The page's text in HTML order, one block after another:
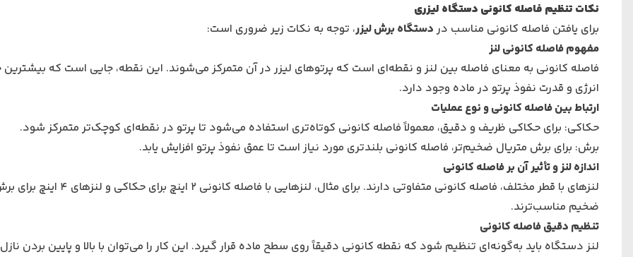
نکات تنظیم فاصله کانونی دستگاه لیزری
برای یافتن فاصله کانونی مناسب دردستگاه برش لیزر، توجه به نکات زیر ضروری است:
مفهوم فاصله کانونی لنز
فاصله کانونی به معنای فاصله بین لنز و نقطه‌ای است که پرتوهای لیزر در آن متمرکز می‌شوند. این نقطه، جایی است که بیشترین
انرژی و قدرت نفوذ پرتو در ماده وجود دارد.
ارتباط بین فاصله کانونی و نوع عملیات
حکاکی: برای حکاکی ظریف و دقیق، معمولاً فاصله کانونی کوتاه‌تری استفاده می‌شود تا پرتو در نقطه‌ای کوچک‌تر متمرکز شود.
برش: برای برش متریال ضخیم‌تر، فاصله کانونی بلندتری مورد نیاز است تا عمق نفوذ پرتو افزایش یابد.
اندازه لنز و تأثیر آن بر فاصله کانونی
لنزهای با قطر مختلف، فاصله کانونی متفاوتی دارند. برای مثال، لنزهایی با
ضخیم مناسب‌ترند.
تنظیم دقیق فاصله کانونی
لنز دستگاه باید به‌گونه‌ای تنظیم شود که نقطه کانونی دقیقاً روی سطح ماده قرار گیرد. این کار را می‌توان با بالا و پایین بردن